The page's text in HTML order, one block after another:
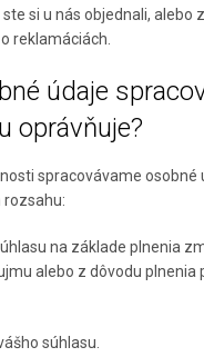
si u nás objednali, alebo
reklamáciách.
údaje
oprávňuje?
spracovávame osobné
rozsahu:
na základe plnenia
alebo z dôvodu plnenia
súhlasu.